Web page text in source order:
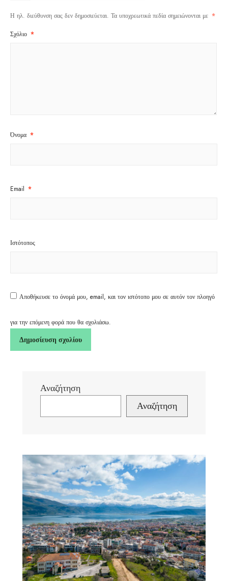
Η ηλ. διεύθυνση σας δεν δημοσιεύεται. Τα υποχρεωτικά πεδία σημειώνονται με *
Σχόλιο *
Όνομα *
Email *
Ιστότοπος
Αποθήκευσε το όνομά μου, email, και τον ιστότοπο μου σε αυτόν τον πλοηγό
για την επόμενη φορά που θα σχολιάσω.
Αναζήτηση
Αναζήτηση